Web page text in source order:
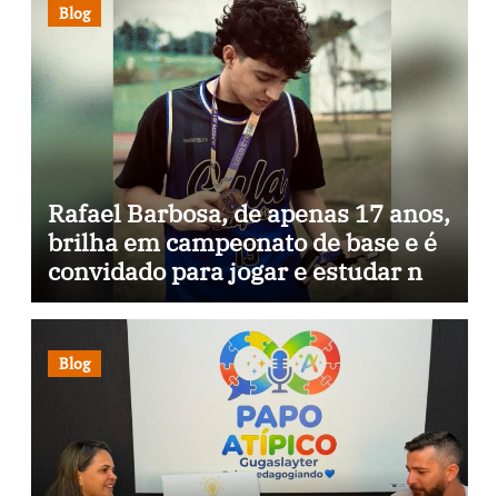
Blog
Rafael Barbosa, de apenas 17 anos,
brilha em campeonato de base e é
convidado para jogar e estudar na
Itália
Blog